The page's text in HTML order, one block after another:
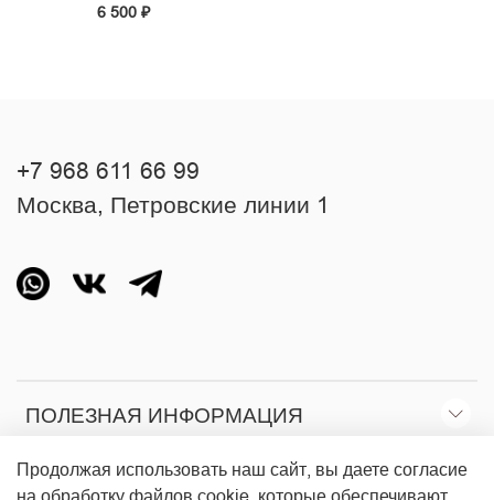
6 500 ₽
ПОЛЕЗНАЯ ИНФОРМАЦИЯ
О МАГАЗИНЕ
+7 968 611 66 99
Москва, Петровские линии 1
Продолжая использовать наш сайт, вы даете согласие
на обработку файлов cookie, которые обеспечивают